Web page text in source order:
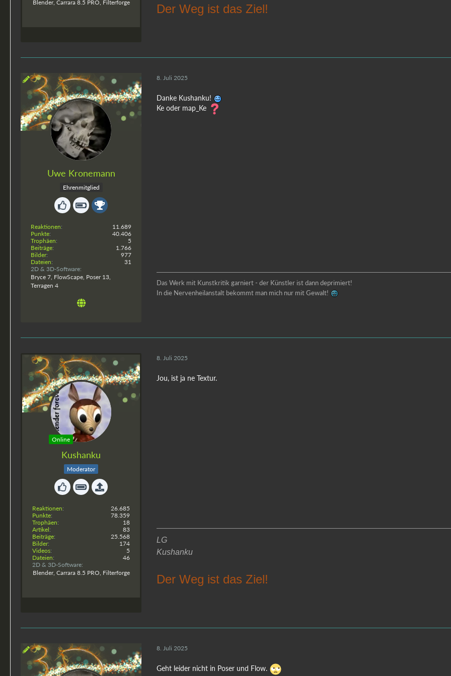
Blender, Carrara 8.5 PRO, Filterforge Der Weg ist das Ziel!
Uwe Kronemann
Ehrenmitglied
Reaktionen
11.689
Punkte
40.406
Trophäen
5
Beiträge
1.766
Bilder
977
Dateien
31
2D & 3D-Software
Bryce 7, FlowScape, Poser 13,
Terragen 4
8. Juli 2025
Danke Kushanku!
Ke oder map_Ke
Das Werk mit Kunstkritik garniert - der Künstler ist dann deprimiert!
In die Nervenheilanstalt bekommt man mich nur mit Gewalt!
Online
Kushanku
Moderator
Reaktionen
26.685
Punkte
78.359
Trophäen
18
Artikel
83
Beiträge
25.568
Bilder
174
Videos
5
Dateien
46
2D & 3D-Software
Blender, Carrara 8.5 PRO, Filterforge
8. Juli 2025
Jou, ist ja ne Textur.
LG
Kushanku
Der Weg ist das Ziel!
8. Juli 2025
Geht leider nicht in Poser und Flow.